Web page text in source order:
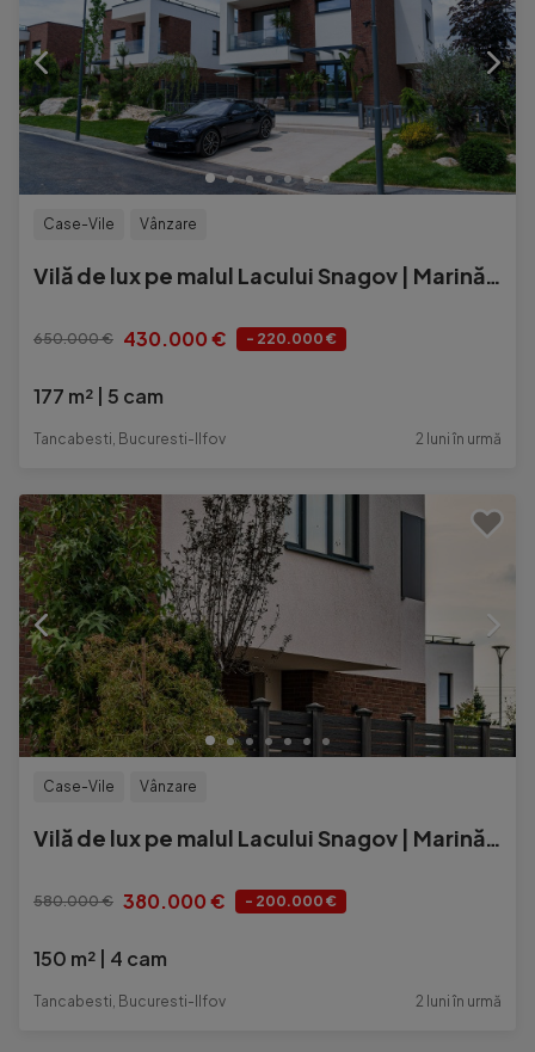
Case-Vile Vânzare
Vilă de lux pe malul Lacului Snagov | Marină privată | 177 mp utili
650.000 € 430.000 € - 220.000 €
177 m² 5 cam
Tancabesti, Bucuresti-Ilfov 2 luni în urmă
Case-Vile Vânzare
Vilă de lux pe malul Lacului Snagov | Marină privată | 150 mp utili
580.000 € 380.000 € - 200.000 €
150 m² 4 cam
Tancabesti, Bucuresti-Ilfov 2 luni în urmă